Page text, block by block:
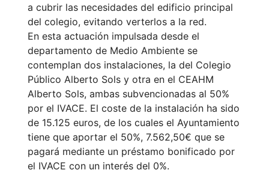
a cubrir las necesidades del edificio principal
del colegio, evitando verterlos a la red.
En esta actuación impulsada desde el
departamento de Medio Ambiente se
contemplan dos instalaciones, la del Colegio
Público Alberto Sols y otra en el CEAHM
Alberto Sols, ambas subvencionadas al 50%
por el IVACE. El coste de la instalación ha sido
de 15.125 euros, de los cuales el Ayuntamiento
tiene que aportar el 50%, 7.562,50€ que se
pagará mediante un préstamo bonificado por
el IVACE con un interés del 0%.